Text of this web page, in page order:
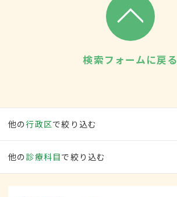
検索フォームに戻る
他の行政区で絞り込む
他の 診療科目で絞り込む